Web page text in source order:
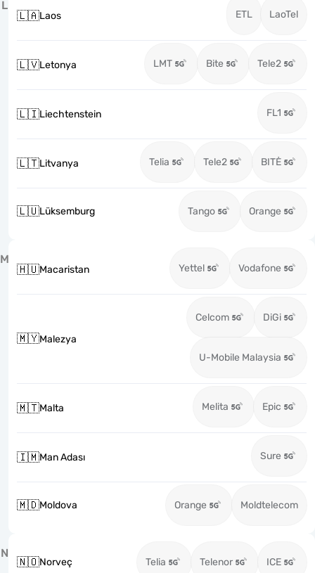
L
🇱🇦Laos ETL LaoTel
🇱🇻Letonya LMT Bite Tele2
🇱🇮Liechtenstein FL1
🇱🇹Litvanya Telia Tele2 BITĖ
🇱🇺Lüksemburg Tango Orange
M
🇭🇺Macaristan Yettel Vodafone
🇲🇾Malezya
Celcom DiGi
U-Mobile Malaysia
🇲🇹Malta Melita Epic
🇮🇲Man Adası Sure
🇲🇩Moldova Orange Moldtelecom
N
🇳🇴Norveç Telia Telenor ICE